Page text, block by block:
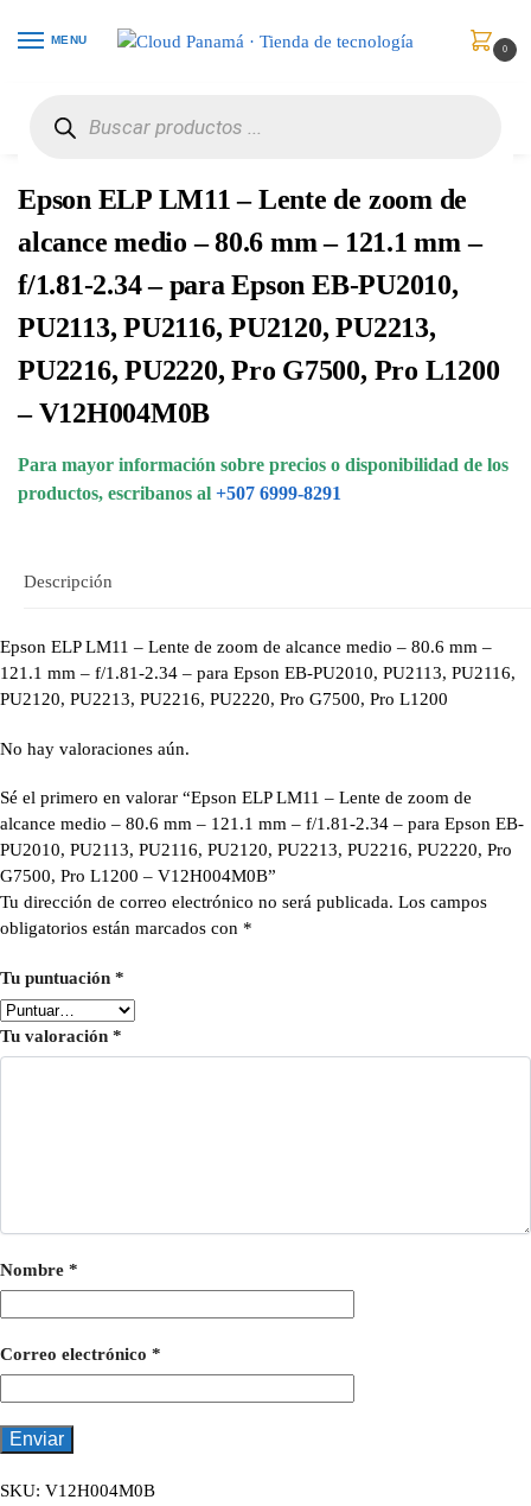
MENU
0
Epson ELP LM11 – Lente de zoom de
alcance medio – 80.6 mm – 121.1 mm –
f/1.81-2.34 – para Epson EB-PU2010,
PU2113, PU2116, PU2120, PU2213,
PU2216, PU2220, Pro G7500, Pro L1200
– V12H004M0B
Para mayor información sobre precios o disponibilidad de los
productos, escribanos al +507 6999-8291
Descripción
Epson ELP LM11 – Lente de zoom de alcance medio – 80.6 mm –
121.1 mm – f/1.81-2.34 – para Epson EB-PU2010, PU2113, PU2116,
PU2120, PU2213, PU2216, PU2220, Pro G7500, Pro L1200
No hay valoraciones aún.
Sé el primero en valorar “Epson ELP LM11 – Lente de zoom de
alcance medio – 80.6 mm – 121.1 mm – f/1.81-2.34 – para Epson EB-
PU2010, PU2113, PU2116, PU2120, PU2213, PU2216, PU2220, Pro
G7500, Pro L1200 – V12H004M0B”
Tu dirección de correo electrónico no será publicada. Los campos
obligatorios están marcados con *
Tu puntuación *
Tu valoración *
Nombre *
Correo electrónico *
SKU: V12H004M0B